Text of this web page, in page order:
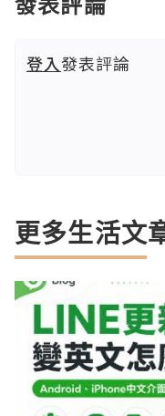
登入發表評論
更多生活文